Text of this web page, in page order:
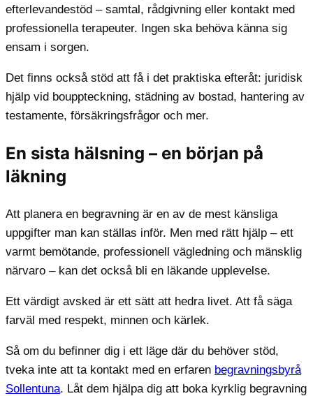
efterlevandestöd – samtal, rådgivning eller kontakt med
professionella terapeuter. Ingen ska behöva känna sig
ensam i sorgen.
Det finns också stöd att få i det praktiska efteråt: juridisk
hjälp vid bouppteckning, städning av bostad, hantering av
testamente, försäkringsfrågor och mer.
En sista hälsning – en början på
läkning
Att planera en begravning är en av de mest känsliga
uppgifter man kan ställas inför. Men med rätt hjälp – ett
varmt bemötande, professionell vägledning och mänsklig
närvaro – kan det också bli en läkande upplevelse.
Ett värdigt avsked är ett sätt att hedra livet. Att få säga
farväl med respekt, minnen och kärlek.
Så om du befinner dig i ett läge där du behöver stöd,
tveka inte att ta kontakt med en erfaren begravningsbyrå
Sollentuna. Låt dem hjälpa dig att boka kyrklig begravning